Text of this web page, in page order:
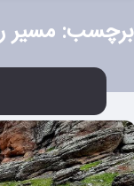
برچسب: مسیر